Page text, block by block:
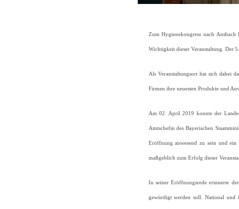
Zum Hygienekongress nach
Wichtigkeit dieser Veranstaltung. Der
Als Veranstaltungsort hat sich dabei
Firmen ihre neuesten Produkte und
Am 02. April 2019 konnte der
Amtschefin des Bayerischen
Eröffnung anwesend zu sein und ein
maßgeblich zum Erfolg dieser
In seiner Eröffnungsrede erinnerte
gewürdigt werden soll. National und